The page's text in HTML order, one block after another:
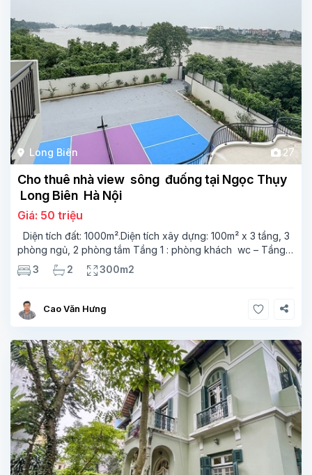
Long Biên 27
Cho thuê nhà view sông đuống tại Ngọc Thụy
Long Biên Hà Nội
Giá: 50 triệu
Diện tích đất: 1000m².Diện tích xây dựng: 100m² x 3 tầng, 3
phòng ngủ, 2 phòng tắm Tầng 1 : phòng khách wc – Tầng
2: Phòng phòng khách phòng bếp – Tầng 3: 3 phòng khách,
2 phòng tắm. Một căn nhà riêng
3 2 300m2
Cao Văn Hưng